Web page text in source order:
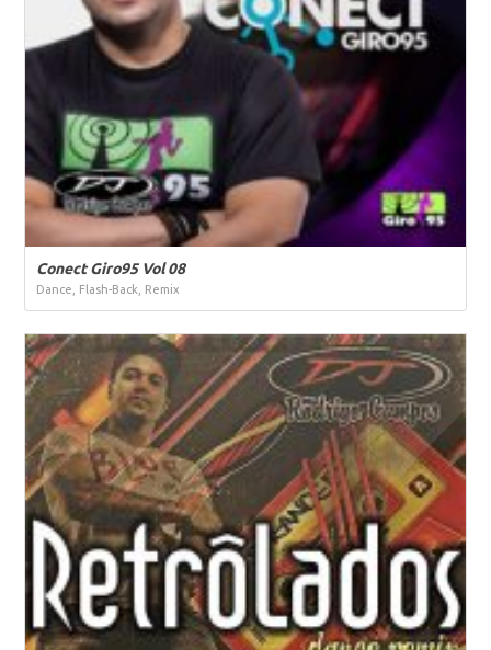
Conect Giro95 Vol 08
Dance, Flash-Back, Remix